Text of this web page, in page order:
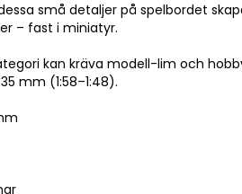
små detaljer på spelbordet
– fast i miniatyr.
kan kräva modell-lim och
mm (1:58–1:48).